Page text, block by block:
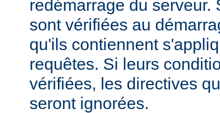
redémarrage du serveur.
sont vérifiées au
qu'ils contiennent
requêtes. Si leurs
vérifiées, les directives
seront ignorées.